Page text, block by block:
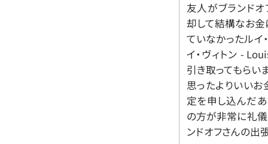
友人がブランド
却して結構なお金
ていなかったルイ
イ・ヴィトン -
引き取ってもらい
思ったよりいいお
定を申し込んだ
の方が非常に礼儀
ンドオフさんの出